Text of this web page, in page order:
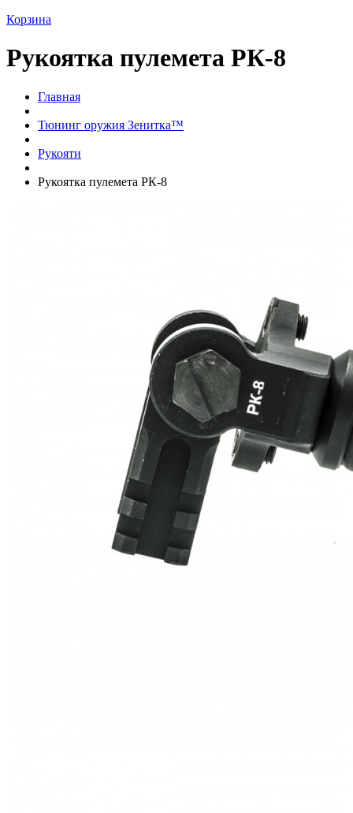
Корзина
Рукоятка пулемета РК-8
Главная
Тюнинг оружия Зенитка™
Рукояти
Рукоятка пулемета РК-8